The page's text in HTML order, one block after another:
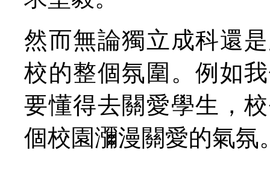
然而無論獨立成科還
校的整個氛圍。例如
要懂得去關愛學生，
個校園瀰漫關愛的氣氛